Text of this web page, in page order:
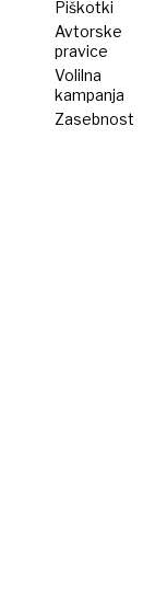
Piškotki
Avtorske
pravice
Volilna
kampanja
Zasebnost